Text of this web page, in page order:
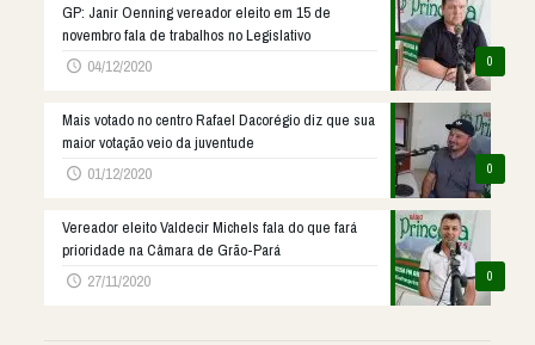
0
GP: Janir Oenning vereador eleito em 15 de
novembro fala de trabalhos no Legislativo
04/12/2020
0
Mais votado no centro Rafael Dacorégio diz que sua
maior votação veio da juventude
01/12/2020
0
Vereador eleito Valdecir Michels fala do que fará
prioridade na Câmara de Grão-Pará
27/11/2020